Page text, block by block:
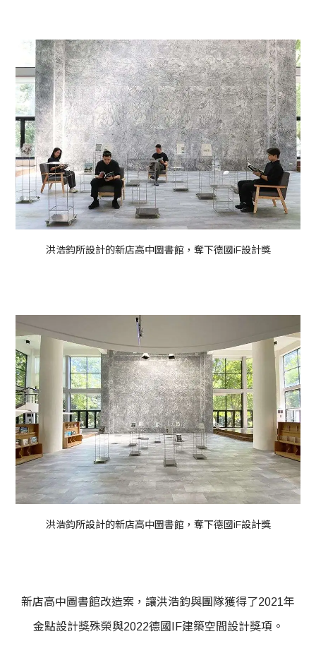
洪浩鈞所設計的新店高中圖書館，奪下德國iF設計獎
洪浩鈞所設計的新店高中圖書館，奪下德國iF設計獎
新店高中圖書館改造案，讓洪浩鈞與團隊獲得了2021年
金點設計獎殊榮與2022德國IF建築空間設計獎項。